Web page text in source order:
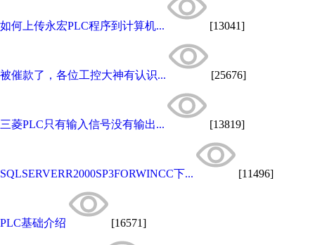
如何上传永宏PLC程序到计算机... [13041]
被催款了，各位工控大神有认识... [25676]
三菱PLC只有输入信号没有输出... [13819]
SQLSERVERR2000SP3FORWINCC下... [11496]
PLC基础介绍 [16571]